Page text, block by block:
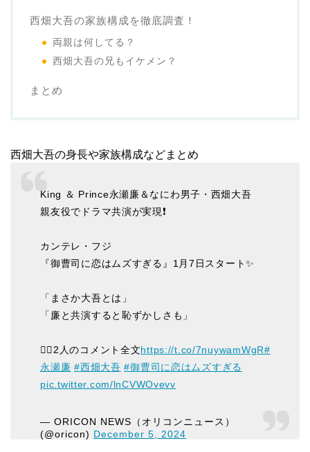
西畑大吾の家族構成を徹底調査！
両親は何してる？
西畑大吾の兄もイケメン？
まとめ
西畑大吾の身長や家族構成などまとめ
King ＆ Prince永瀬廉＆なにわ男子・西畑大吾
親友役でドラマ共演が実現❗️
カンテレ・フジ
『御曹司に恋はムズすぎる』1月7日スタート✨️
「まさか大吾とは」
「廉と共演すると恥ずかしさも」
✍🏻2人のコメント全文https://t.co/7nuywamWgR#
永瀬廉 #西畑大吾 #御曹司に恋はムズすぎる
pic.twitter.com/lnCVWOvevv
— ORICON NEWS（オリコンニュース）
(@oricon) December 5, 2024